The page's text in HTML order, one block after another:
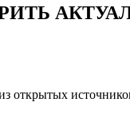
открытых